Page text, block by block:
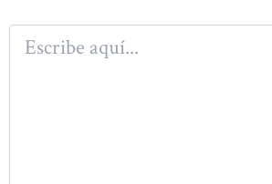
aquí...